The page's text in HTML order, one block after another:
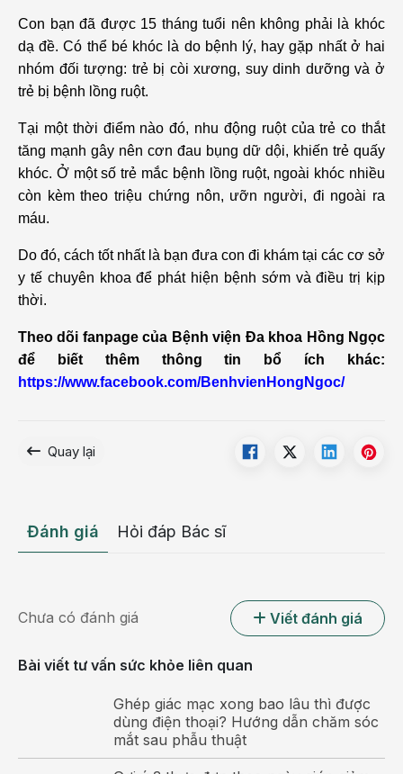
Con bạn đã được 15 tháng tuổi nên không phải là khóc
dạ đề. Có thể bé khóc là do bệnh lý, hay gặp nhất ở hai
nhóm đối tượng: trẻ bị còi xương, suy dinh dưỡng và ở
trẻ bị bệnh lồng ruột.
Tại một thời điểm nào đó, nhu động ruột của trẻ co thắt
tăng mạnh gây nên cơn đau bụng dữ dội, khiến trẻ quấy
khóc. Ở một số trẻ mắc bệnh lồng ruột, ngoài khóc nhiều
còn kèm theo triệu chứng nôn, ưỡn người, đi ngoài ra
máu.
Do đó, cách tốt nhất là bạn đưa con đi khám tại các cơ sở
y tế chuyên khoa để phát hiện bệnh sớm và điều trị kịp
thời.
Theo dõi fanpage của Bệnh viện Đa khoa Hồng Ngọc
để biết thêm thông tin bổ ích khác:
https://www.facebook.com/BenhvienHongNgoc/
Quay lại
Đánh giá Hỏi đáp Bác sĩ
Chưa có đánh giá Viết đánh giá
Bài viết tư vấn sức khỏe liên quan
Ghép giác mạc xong bao lâu thì được
dùng điện thoại? Hướng dẫn chăm sóc
mắt sau phẫu thuật